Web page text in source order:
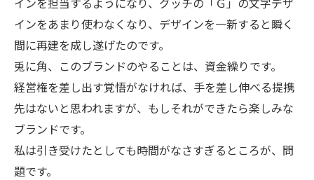
インをあまり使わなくなり、デザインを一新すると瞬く
間に再建を成し遂げたのです。
兎に角、このブランドのやることは、資金繰りです。
経営権を差し出す覚悟がなければ、手を差し伸べる提携
先はないと思われますが、もしそれができたら楽しみな
ブランドです。
私は引き受けたとしても時間がなさすぎるところが、問
題です。